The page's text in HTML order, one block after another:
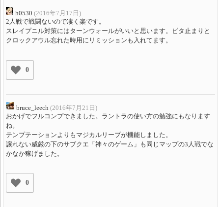
h0530 (2016年7月17日)
2人戦で戦闘ないので凄く楽です。
スレイプニル対策にはターンウォールがいいと思います。ビタ止まりと
クロックアウル忘れた時用にリミッションも入れてます。
0
bruce_leech (2016年7月21日)
おかげでフルコンプできました。ラントラの使い方の勉強にもなります
ね。
テンプテーションよりもマジカルリープが機能しました。
譲れない威厳の下のサブクエ「神々のゲーム」も同じマップの3人戦でな
かなか稼げました。
0